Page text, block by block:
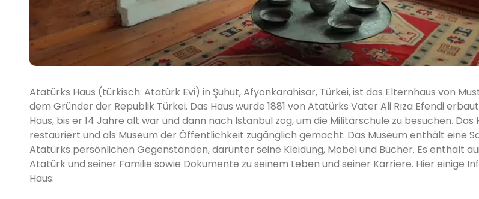
Atatürks Haus (türkisch: Atatürk Evi) in Şuhut, Afyonkarahisar, Türkei, ist das Elternhaus von
dem Gründer der Republik Türkei. Das Haus wurde 1881 von Atatürks Vater Ali Rıza Efendi
Haus, bis er 14 Jahre alt war und dann nach Istanbul zog, um die Militärschule zu besuchen. Das
restauriert und als Museum der Öffentlichkeit zugänglich gemacht. Das Museum enthält eine
Atatürks persönlichen Gegenständen, darunter seine Kleidung, Möbel und Bücher. Es enthält
Atatürk und seiner Familie sowie Dokumente zu seinem Leben und seiner Karriere. Hier einige
Haus: